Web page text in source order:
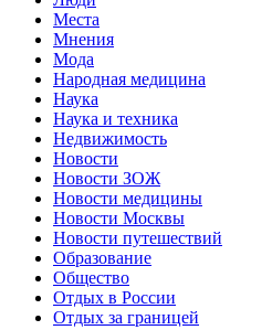
Места
Мнения
Мода
Народная медицина
Наука
Наука и техника
Недвижимость
Новости
Новости ЗОЖ
Новости медицины
Новости Москвы
Новости путешествий
Образование
Общество
Отдых в России
Отдых за границей